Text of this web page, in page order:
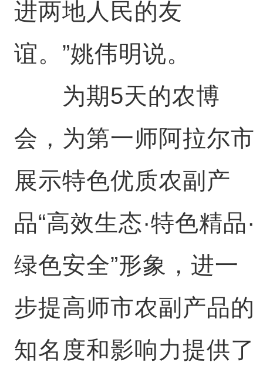
进两地人民的友
谊。”姚伟明说。
为期5天的农博
会，为第一师阿拉尔市
展示特色优质农副产
品“高效生态·特色精品·
绿色安全”形象，进一
步提高师市农副产品的
知名度和影响力提供了